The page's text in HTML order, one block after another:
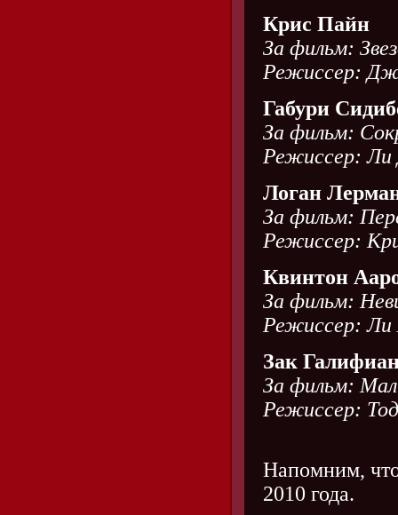
Крис Пайн
За фильм:
Режиссер:
Габури
За фильм:
Режиссер: Ли
Логан
За фильм:
Режиссер:
Квинтон
За фильм:
Режиссер: Ли
Зак
За фильм:
Режиссер:
Напомним,
2010 года.